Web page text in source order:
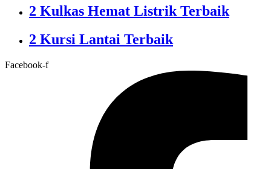
2 Kulkas Hemat Listrik Terbaik
2 Kursi Lantai Terbaik
Facebook-f